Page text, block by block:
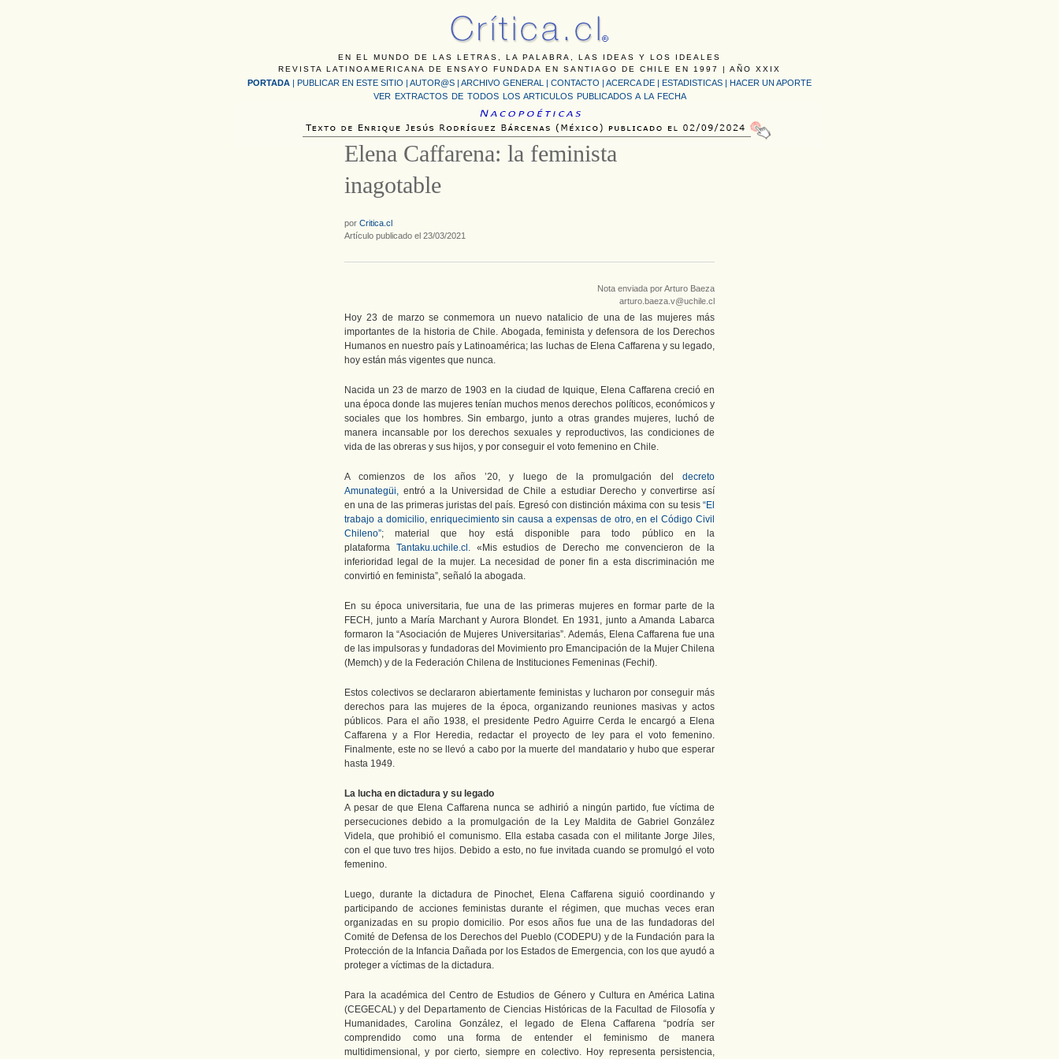
EN EL MUNDO DE LAS LETRAS, LA PALABRA, LAS IDEAS Y LOS IDEALES
REVISTA LATINOAMERICANA DE ENSAYO FUNDADA EN SANTIAGO DE CHILE EN 1997 | AÑO XXIX
PORTADA | PUBLICAR EN ESTE SITIO | AUTOR@S | ARCHIVO GENERAL | CONTACTO | ACERCA DE | ESTADISTICAS | HACER UN APORTE
VER EXTRACTOS DE TODOS LOS ARTICULOS PUBLICADOS A LA FECHA
Elena Caffarena: la feminista
inagotable
por Critica.cl
Artículo publicado el 23/03/2021
Nota enviada por Arturo Baeza
arturo.baeza.v@uchile.cl
Hoy 23 de marzo se conmemora un nuevo natalicio de una de las mujeres más
importantes de la historia de Chile. Abogada, feminista y defensora de los Derechos
Humanos en nuestro país y Latinoamérica; las luchas de Elena Caffarena y su legado,
hoy están más vigentes que nunca.
Nacida un 23 de marzo de 1903 en la ciudad de Iquique, Elena Caffarena creció en
una época donde las mujeres tenían muchos menos derechos políticos, económicos y
sociales que los hombres. Sin embargo, junto a otras grandes mujeres, luchó de
manera incansable por los derechos sexuales y reproductivos, las condiciones de
vida de las obreras y sus hijos, y por conseguir el voto femenino en Chile.
A comienzos de los años ’20, y luego de la promulgación del decreto
Amunategüi, entró a la Universidad de Chile a estudiar Derecho y convertirse así
en una de las primeras juristas del país. Egresó con distinción máxima con su tesis “El
trabajo a domicilio, enriquecimiento sin causa a expensas de otro, en el Código Civil
Chileno”; material que hoy está disponible para todo público en la
plataforma Tantaku.uchile.cl . «Mis estudios de Derecho me convencieron de la
inferioridad legal de la mujer. La necesidad de poner fin a esta discriminación me
convirtió en feminista”, señaló la abogada.
En su época universitaria, fue una de las primeras mujeres en formar parte de la
FECH, junto a María Marchant y Aurora Blondet. En 1931, junto a Amanda Labarca
formaron la “Asociación de Mujeres Universitarias”. Además, Elena Caffarena fue una
de las impulsoras y fundadoras del Movimiento pro Emancipación de la Mujer Chilena
(Memch) y de la Federación Chilena de Instituciones Femeninas (Fechif).
Estos colectivos se declararon abiertamente feministas y lucharon por conseguir más
derechos para las mujeres de la época, organizando reuniones masivas y actos
públicos. Para el año 1938, el presidente Pedro Aguirre Cerda le encargó a Elena
Caffarena y a Flor Heredia, redactar el proyecto de ley para el voto femenino.
Finalmente, este no se llevó a cabo por la muerte del mandatario y hubo que esperar
hasta 1949.
La lucha en dictadura y su legado
A pesar de que Elena Caffarena nunca se adhirió a ningún partido, fue víctima de
persecuciones debido a la promulgación de la Ley Maldita de Gabriel González
Videla, que prohibió el comunismo. Ella estaba casada con el militante Jorge Jiles,
con el que tuvo tres hijos. Debido a esto, no fue invitada cuando se promulgó el voto
femenino.
Luego, durante la dictadura de Pinochet, Elena Caffarena siguió coordinando y
participando de acciones feministas durante el régimen, que muchas veces eran
organizadas en su propio domicilio. Por esos años fue una de las fundadoras del
Comité de Defensa de los Derechos del Pueblo (CODEPU) y de la Fundación para la
Protección de la Infancia Dañada por los Estados de Emergencia, con los que ayudó a
proteger a víctimas de la dictadura.
Para la académica del Centro de Estudios de Género y Cultura en América Latina
(CEGECAL) y del Departamento de Ciencias Históricas de la Facultad de Filosofía y
Humanidades, Carolina González, el legado de Elena Caffarena “podría ser
comprendido como una forma de entender el feminismo de manera
multidimensional, y por cierto, siempre en colectivo. Hoy representa persistencia,